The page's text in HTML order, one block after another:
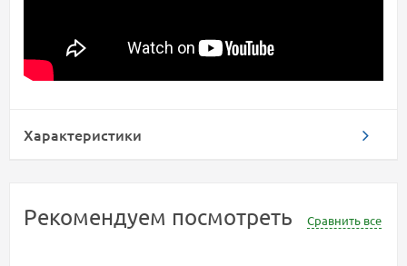
Характеристики
Рекомендуем посмотреть Сравнить все